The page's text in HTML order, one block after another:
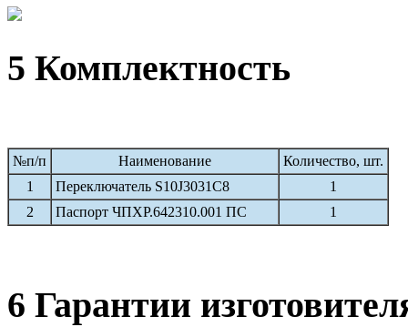
5 Комплектность
№п/п Наименование
Количество, шт.
1
Переключатель S10J3031C8
1
2
Паспорт ЧПХР.642310.001 ПС 1
6 Гарантии